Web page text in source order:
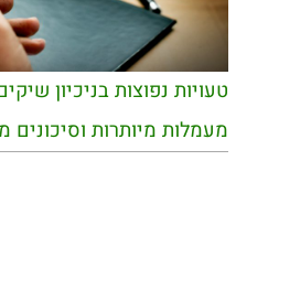
טעויות נפוצות בניכיון
מעמלות מיותרות וסיכונים